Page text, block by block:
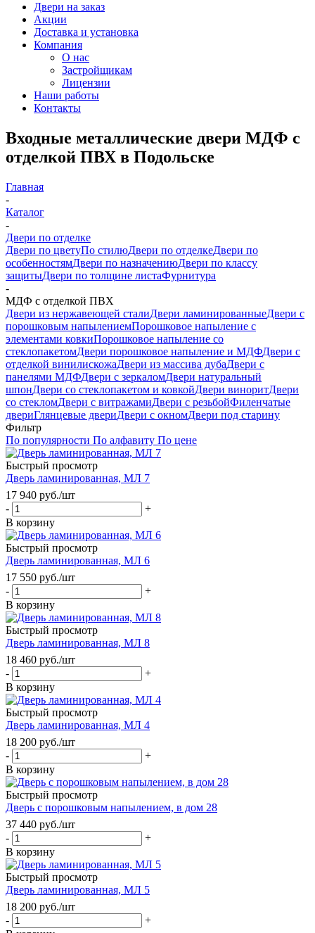
Двери на заказ
Акции
Доставка и установка
Компания
О нас
Застройщикам
Лицензии
Наши работы
Контакты
Входные металлические двери МДФ с
отделкой ПВХ в Подольске
Главная
-
Каталог
-
Двери по отделке
Двери по цветуПо стилюДвери по отделкеДвери по
особенностямДвери по назначениюДвери по классу
защитыДвери по толщине листаФурнитура
-
МДФ с отделкой ПВХ
Двери из нержавеющей сталиДвери ламинированныеДвери с
порошковым напылениемПорошковое напыление с
элементами ковкиПорошковое напыление со
стеклопакетомДвери порошковое напыление и МДФДвери с
отделкой винилискожаДвери из массива дубаДвери с
панелями МДФДвери с зеркаломДвери натуральный
шпонДвери со стеклопакетом и ковкойДвери виноритДвери
со стекломДвери с витражамиДвери с резьбойФиленчатые
двериГлянцевые двериДвери с окномДвери под старину
Фильтр
По популярности По алфавиту По цене
Быстрый просмотр
Дверь ламинированная, МЛ 7
17 940 руб./шт
-
+
В корзину
Быстрый просмотр
Дверь ламинированная, МЛ 6
17 550 руб./шт
-
+
В корзину
Быстрый просмотр
Дверь ламинированная, МЛ 8
18 460 руб./шт
-
+
В корзину
Быстрый просмотр
Дверь ламинированная, МЛ 4
18 200 руб./шт
-
+
В корзину
Быстрый просмотр
Дверь с порошковым напылением, в дом 28
37 440 руб./шт
-
+
В корзину
Быстрый просмотр
Дверь ламинированная, МЛ 5
18 200 руб./шт
-
+